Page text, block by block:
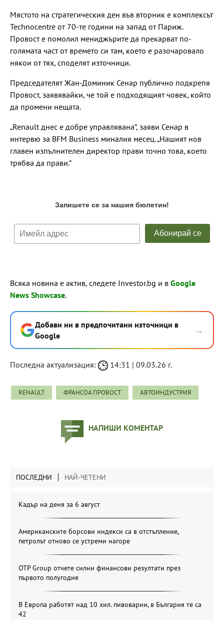
Мястото на стратегическия ден във вторник е комплексът
Technocentre от 70-те години на запад от Париж.
Провост е помолил мениджърите да прекарват по-
голямата част от времето си там, което е разочаровало
някои от тях, споделят източници.
Председателят Жан-Доминик Сенар публично подкрепя
Провост, заявявайки, че той е подходящият човек, който
да промени нещата.
„Renault днес е добре управлявана“, заяви Сенар в
интервю за BFM Business миналия месец. „Нашият нов
главен изпълнителен директор прави точно това, което
трябва да прави.“
Всяка новина е актив, следете Investor.bg и в Google
News Showcase.
Добави ни в предпочитани източници в
Google
→
Последна актуализация: 14:31 | 09.03.26 г.
RENAULT ФРАНСОА ПРОВОСТ АВТОИНДУСТРИЯ
НАПИШИ КОМЕНТАР
ПОСЛЕДНИ НАЙ-ЧЕТЕНИ
Кадър на деня за 6 август
Американските борсови индекси са в отстъпление,
петролът отново се устреми нагоре
OTP Group отчете силни финансови резултати през
първото полугодие
В Европа работят над 10 хил. пивоварни, в България те са
42